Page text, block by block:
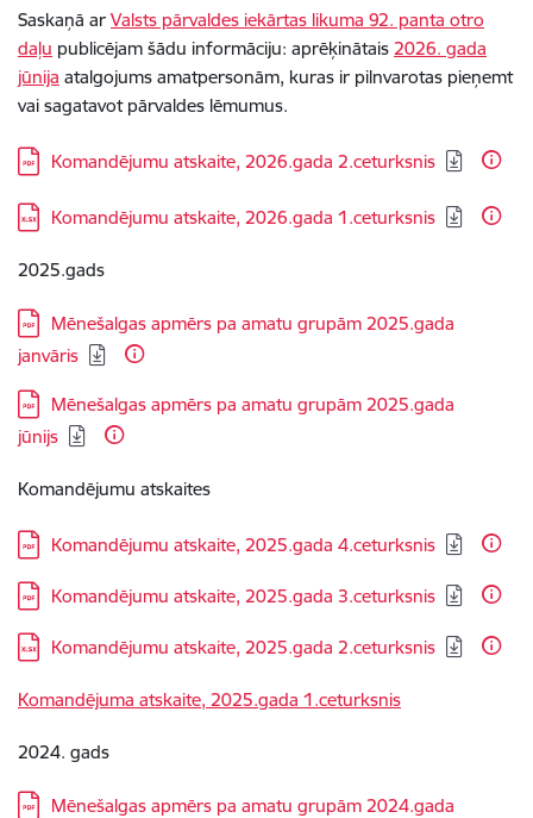
Saskaņā ar Valsts pārvaldes iekārtas likuma 92. panta otro
daļu publicējam šādu informāciju: aprēķinātais 2026. gada
jūnija atalgojums amatpersonām, kuras ir pilnvarotas pieņemt
vai sagatavot pārvaldes lēmumus.
Lejupielādēt:
Komandējumu atskaite, 2026.gada 2.ceturksnis
Lejupielādēt:
Komandējumu atskaite, 2026.gada 1.ceturksnis
2025.gads
Lejupielādēt:
Mēnešalgas apmērs pa amatu grupām 2025.gada
janvāris
Lejupielādēt:
Mēnešalgas apmērs pa amatu grupām 2025.gada
jūnijs
Komandējumu atskaites
Lejupielādēt:
Komandējumu atskaite, 2025.gada 4.ceturksnis
Lejupielādēt:
Komandējumu atskaite, 2025.gada 3.ceturksnis
Lejupielādēt:
Komandējumu atskaite, 2025.gada 2.ceturksnis
Komandējuma atskaite, 2025.gada 1.ceturksnis
2024. gads
Lejupielādēt:
Mēnešalgas apmērs pa amatu grupām 2024.gada